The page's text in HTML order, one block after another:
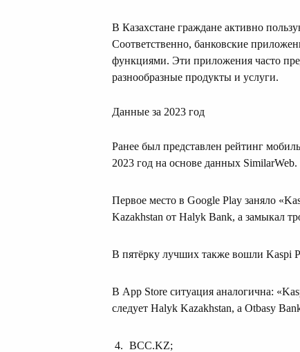
В Казахстане граждане активно
Соответственно, банковские
функциями. Эти приложения часто
разнообразные продукты и услуги.
Данные за 2023 год
Ранее был представлен рейтинг
2023 год на основе данных SimilarWeb.
Первое место в Google Play заняло
Kazakhstan от Halyk Bank, а замыкал
В пятёрку лучших также вошли Kaspi
В App Store ситуация аналогична:
следует Halyk Kazakhstan, а Otbasy
BCC.KZ;